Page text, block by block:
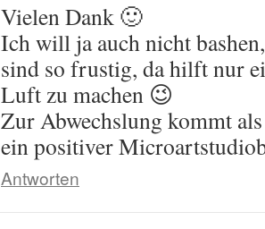
Vielen Dank 🙂
Ich will ja auch nicht
sind so frustig, da hilft nur
Luft zu machen 😉
Zur Abwechslung kommt
ein positiver
Antworten